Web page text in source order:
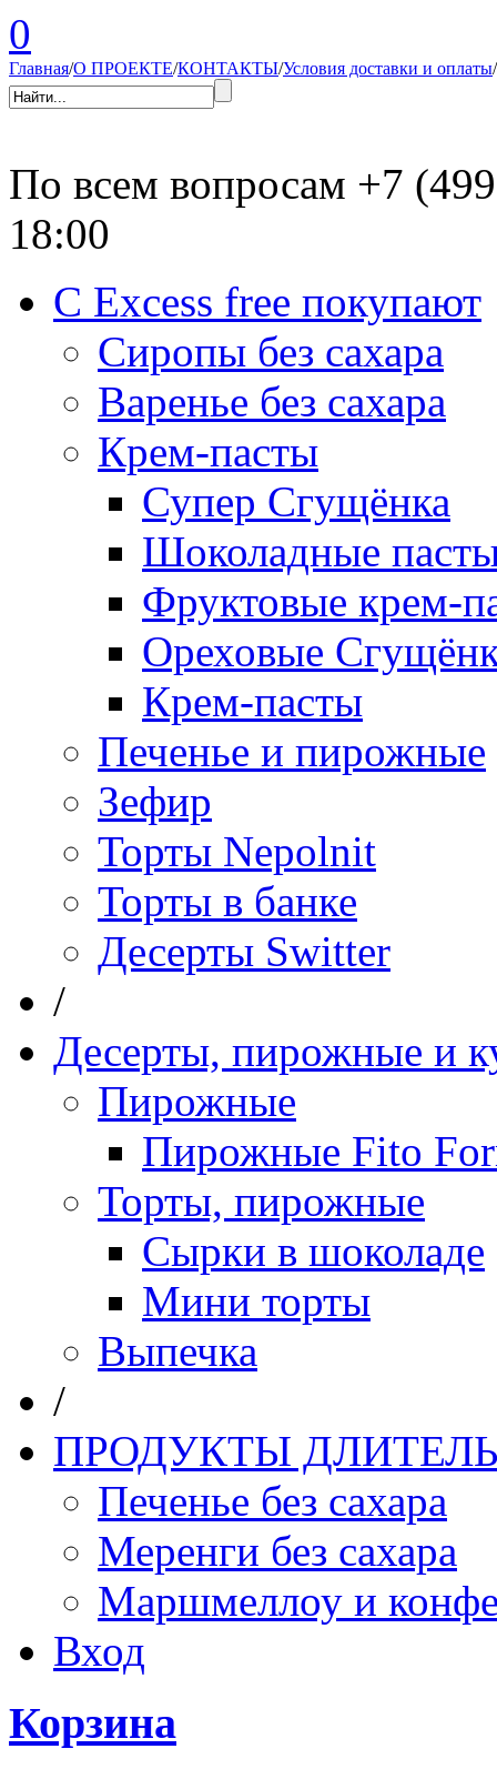
0
Главная/О ПРОЕКТЕ/КОНТАКТЫ/Условия доставки и оплаты/
По всем вопросам +7
18:00
С Excess free покупают
Сиропы без сахара
Варенье без сахара
Крем-пасты
Супер Сгущёнка
Шоколадные
Фруктовые крем-
Ореховые
Крем-пасты
Печенье и пирожные
Зефир
Торты Nepolnit
Торты в банке
Десерты Switter
/
Десерты, пирожные и
Пирожные
Пирожные Fito
Торты, пирожные
Сырки в шоколаде
Мини торты
Выпечка
/
ПРОДУКТЫ
Печенье без сахара
Меренги без сахара
Маршмеллоу и
Вход
Корзина